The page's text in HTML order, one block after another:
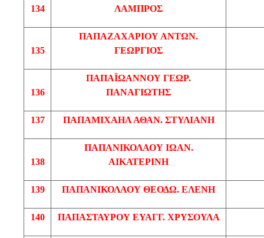
134
ΛΑΜΠΡΟΣ
135
ΠΑΠΑΖΑΧΑΡΙΟΥ ΑΝΤΩΝ.
ΓΕΩΡΓΙΟΣ
136
ΠΑΠΑΪΩΑΝΝΟΥ ΓΕΩΡ.
ΠΑΝΑΓΙΩΤΗΣ
137 ΠΑΠΑΜΙΧΑΗΛ ΑΘΑΝ. ΣΤΥΛΙΑΝΗ
138
ΠΑΠΑΝΙΚΟΛΑΟΥ ΙΩΑΝ.
ΑΙΚΑΤΕΡΙΝΗ
139 ΠΑΠΑΝΙΚΟΛΑΟΥ ΘΕΟΔΩ. ΕΛΕΝΗ
140 ΠΑΠΑΣΤΑΥΡΟΥ ΕΥΑΓΓ. ΧΡΥΣΟΥΛΑ